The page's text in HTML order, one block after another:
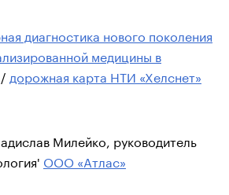
диагностика нового поколения
медицины в
/ дорожная карта НТИ «Хелснет»
Милейко, руководитель
ООО «Атлас»